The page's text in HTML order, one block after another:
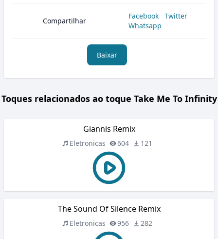
Compartilhar
Facebook
Twitter
Whatsapp
Baixar
Toques relacionados ao toque Take Me To Infinity
Giannis Remix
Eletronicas 604 121
The Sound Of Silence Remix
Eletronicas 956 282